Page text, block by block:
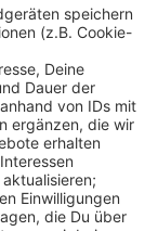
Taxifahrer
der
bedroht
vom
Wolle
müsse man
Reifen
die